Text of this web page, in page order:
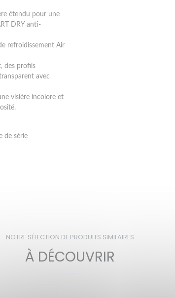
étendu pour une
DRY anti-
refroidissement Air
des profils
avec
visière incolore et
de série
NOTRE SÉLECTION DE PRODUITS SIMILAIRES
À DÉCOUVRIR